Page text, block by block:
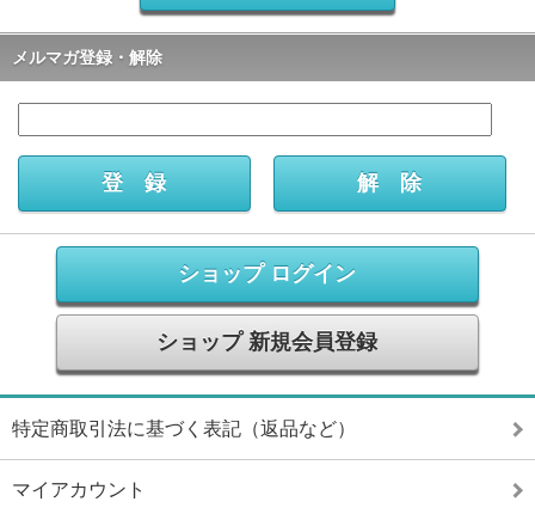
メルマガ登録・解除
ショップ ログイン
ショップ 新規会員登録
特定商取引法に基づく表記（返品など）
マイアカウント